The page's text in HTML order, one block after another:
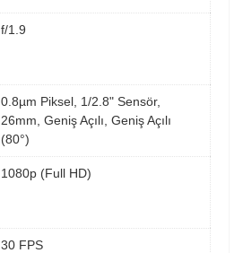
f/1.9
0.8µm Piksel, 1/2.8" Sensör,
26mm, Geniş Açılı, Geniş Açılı
(80°)
1080p (Full HD)
30 FPS